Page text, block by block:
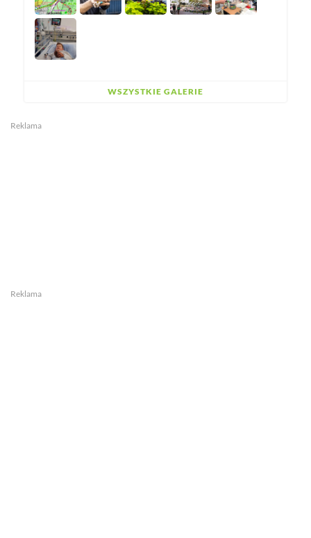
WSZYSTKIE GALERIE
Reklama
Reklama